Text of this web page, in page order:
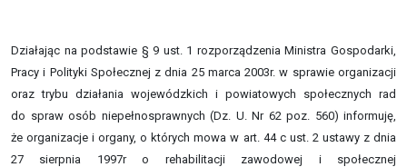
Działając na podstawie § 9 ust. 1 rozporządzenia Ministra Gospodarki,
Pracy i Polityki Społecznej z dnia 25 marca 2003r. w sprawie organizacji
oraz trybu działania wojewódzkich i powiatowych społecznych rad
do spraw osób niepełnosprawnych (Dz. U. Nr 62 poz. 560) informuję,
że organizacje i organy, o których mowa w art. 44 c ust. 2 ustawy z dnia
27 sierpnia 1997r o rehabilitacji zawodowej i społecznej